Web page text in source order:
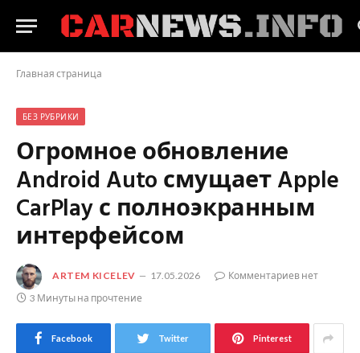
Главная страница
БЕЗ РУБРИКИ
Огромное обновление
Android Auto смущает Apple
CarPlay с полноэкранным
интерфейсом
ARTEM KICELEV 17.05.2026
Комментариев нет
3 Минуты на прочтение
Facebook Twitter Pinterest